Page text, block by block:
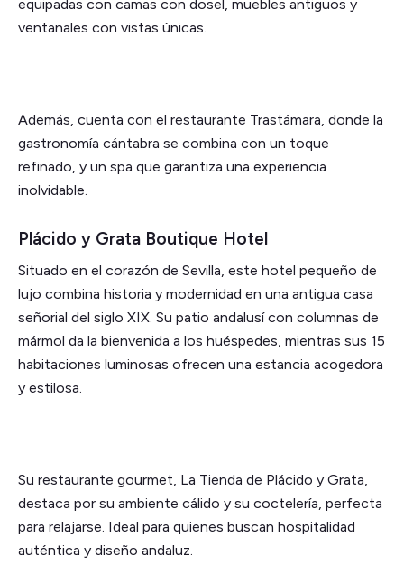
equipadas con camas con dosel, muebles antiguos y
ventanales con vistas únicas.
Además, cuenta con el restaurante Trastámara, donde la
gastronomía cántabra se combina con un toque
refinado, y un spa que garantiza una experiencia
inolvidable.
Plácido y Grata Boutique Hotel
Situado en el corazón de Sevilla, este hotel pequeño de
lujo combina historia y modernidad en una antigua casa
señorial del siglo XIX. Su patio andalusí con columnas de
mármol da la bienvenida a los huéspedes, mientras sus 15
habitaciones luminosas ofrecen una estancia acogedora
y estilosa.
Su restaurante gourmet, La Tienda de Plácido y Grata,
destaca por su ambiente cálido y su coctelería, perfecta
para relajarse. Ideal para quienes buscan hospitalidad
auténtica y diseño andaluz.